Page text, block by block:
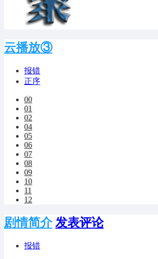
云播放③
报错
正序
00
01
02
04
05
06
07
08
09
10
11
12
剧情简介 发表评论
报错